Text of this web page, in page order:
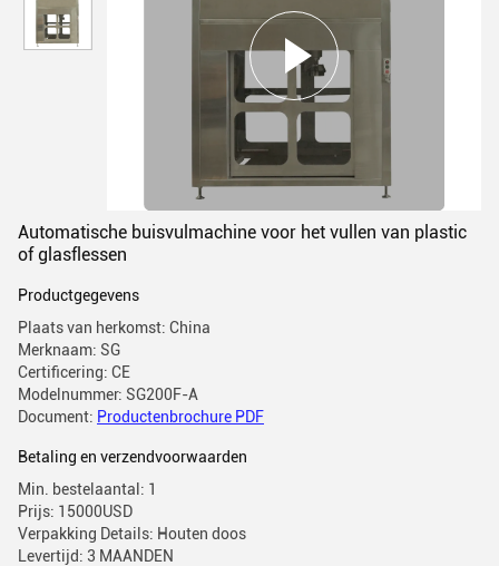
Automatische buisvulmachine voor het vullen van plastic
of glasflessen
Productgegevens
Plaats van herkomst: China
Merknaam: SG
Certificering: CE
Modelnummer: SG200F-A
Document: Productenbrochure PDF
Betaling en verzendvoorwaarden
Min. bestelaantal: 1
Prijs: 15000USD
Verpakking Details: Houten doos
Levertijd: 3 MAANDEN